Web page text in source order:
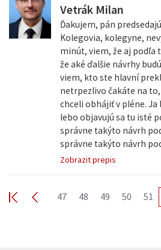
Vetrák Milan
Ďakujem, pán
Kolegovia, kolegyne,
minút, viem, že aj podľa
že aké ďalšie návrhy
viem, kto ste hlavní
netrpezlivo čakáte na
chceli obhájiť v pléne. Ja
lebo objavujú sa tu isté
správne takýto návrh
správne takýto návrh
Zobrazit prepis
47 48 49 50 51